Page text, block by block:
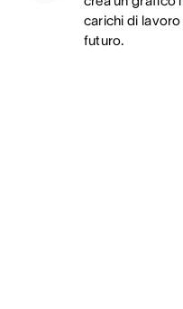
carichi di
futuro.